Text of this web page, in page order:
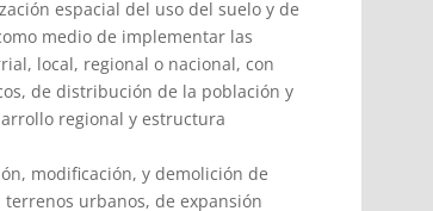
espacial del uso del suelo y de
medio de implementar las
local, regional o nacional, con
de distribución de la población y
regional y estructura
modificación, y demolición de
urbanos, de expansión